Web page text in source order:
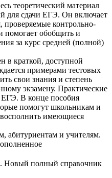
теоретический материал
для сдачи ЕГЭ. Он включает
проверяемые контрольно-
помогает обобщить и
за курс средней (полной)
в краткой, доступной
примерами тестовых
свои знания и степень
экзамену. Практические
ЕГЭ. В конце пособия
помогут школьникам и
имеющиеся
абитуриентам и учителям.
Новый полный справочник